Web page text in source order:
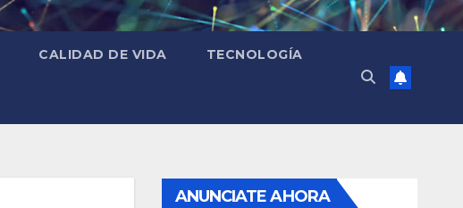
CALIDAD DE VIDA TECNOLOGÍA
ANUNCIATE AHORA